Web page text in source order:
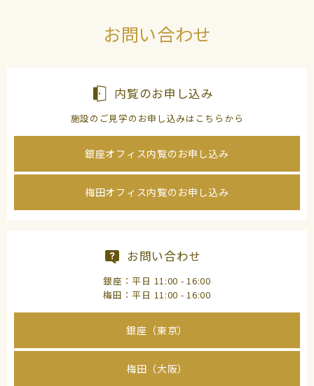
お問い合わせ
内覧のお申し込み
施設のご見学のお申し込みはこちらから
銀座オフィス内覧のお申し込み
梅田オフィス内覧のお申し込み
お問い合わせ
銀座：平日 11:00 - 16:00
梅田：平日 11:00 - 16:00
銀座（東京）
梅田（大阪）